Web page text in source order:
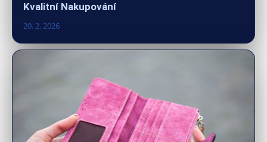
Kvalitní Nakupování
20. 2. 2026